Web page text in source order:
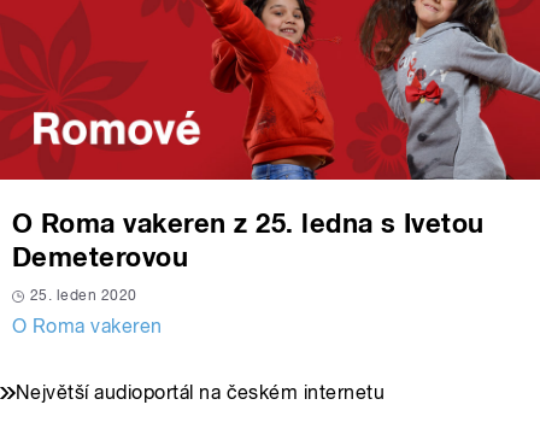
O Roma vakeren z 25. ledna s Ivetou
Demeterovou
25. leden 2020
O Roma vakeren
Největší audioportál na českém internetu